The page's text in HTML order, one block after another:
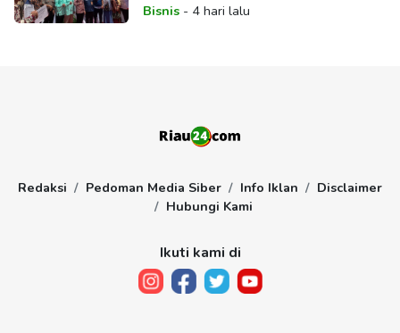
Bisnis- 4 hari lalu
Redaksi Pedoman Media Siber Info Iklan
Disclaimer
Hubungi Kami
Ikuti kami di